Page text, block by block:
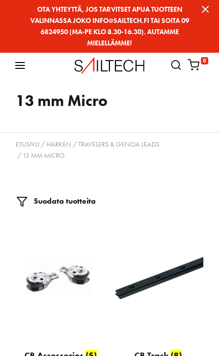
OTA YHTEYTTÄ, JOS TARVITSET APUA TUOTTEEN
VALINNASSA JOKO INFO@SAILTECH.FI TAI SOITA 09
6824950 (MA-PE KLO 8.30-16.30). AUTAMME
MIELELLÄMME!
0
13 mm Micro
ETUSIVU / HARKEN /TRAVELERS & GENOA LEADS
/ 13 MM MICRO
Suodata tuotteita